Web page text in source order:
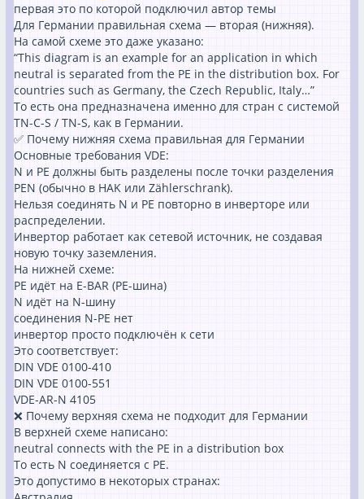
первая это по которой подключил автор темы
Для Германии правильная схема — вторая (нижняя).
На самой схеме это даже указано:
“This diagram is an example for an application in which
neutral is separated from the PE in the distribution box. For
countries such as Germany, the Czech Republic, Italy…”
То есть она предназначена именно для стран с системой
TN-C-S / TN-S, как в Германии.
✅ Почему нижняя схема правильная для Германии
Основные требования VDE:
N и PE должны быть разделены после точки разделения
PEN (обычно в HAK или Zählerschrank).
Нельзя соединять N и PE повторно в инверторе или
распределении.
Инвертор работает как сетевой источник, не создавая
новую точку заземления.
На нижней схеме:
PE идёт на E-BAR (PE-шина)
N идёт на N-шину
соединения N-PE нет
инвертор просто подключён к сети
Это соответствует:
DIN VDE 0100-410
DIN VDE 0100-551
VDE-AR-N 4105
❌ Почему верхняя схема не подходит для Германии
В верхней схеме написано:
neutral connects with the PE in a distribution box
То есть N соединяется с PE.
Это допустимо в некоторых странах: